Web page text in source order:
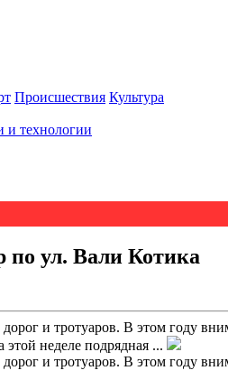
Происшествия Культура
и технологии
по ул. Вали Котика
дорог и тротуаров. В этом году
неделе подрядная ...
дорог и тротуаров. В этом году